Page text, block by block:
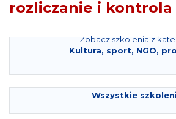
rozliczanie i kontrola
Zobacz szkolenia z
Kultura, sport, NGO,
Wszystkie